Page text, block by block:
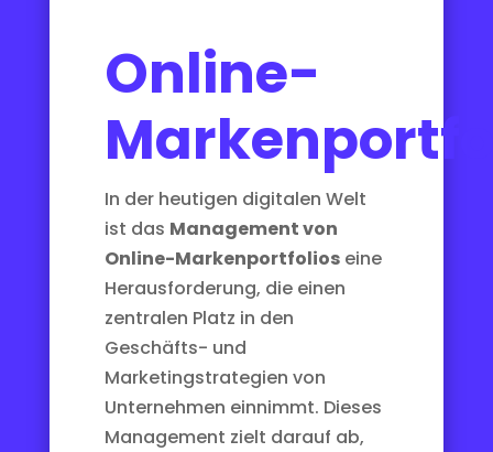
Online-
In der heutigen digitalen Welt
ist das Management von
Online-Markenportfolioseine
Herausforderung, die einen
zentralen Platz in den
Geschäfts- und
Marketingstrategien von
Unternehmen einnimmt. Dieses
Management zielt darauf ab,